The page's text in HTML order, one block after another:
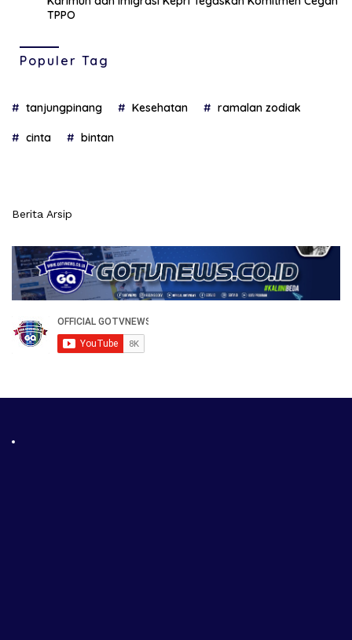
TPPO
Populer Tag
tanjungpinang Kesehatan ramalan zodiak
cinta bintan
Berita Arsip